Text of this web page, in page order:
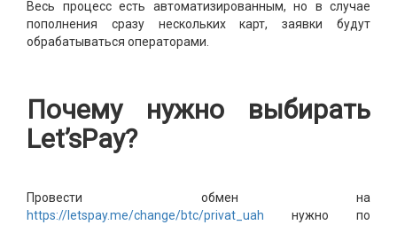
Весь процесс есть автоматизированным, но в случае
пополнения сразу нескольких карт, заявки будут
обрабатываться операторами.
Почему нужно выбирать
Let’sPay?
Провести обмен на
https://letspay.me/change/btc/privat_uah нужно по